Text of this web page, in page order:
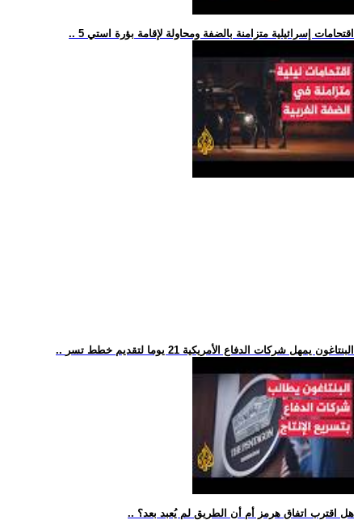
.. 5 اقتحامات إسرائيلية متزامنة بالضفة ومحاولة لإقامة بؤرة استي
.. البنتاغون يمهل شركات الدفاع الأمريكية 21 يوما لتقديم خطط تسر
.. هل اقترب اتفاق هرمز أم أن الطريق لم يُعبد بعد؟